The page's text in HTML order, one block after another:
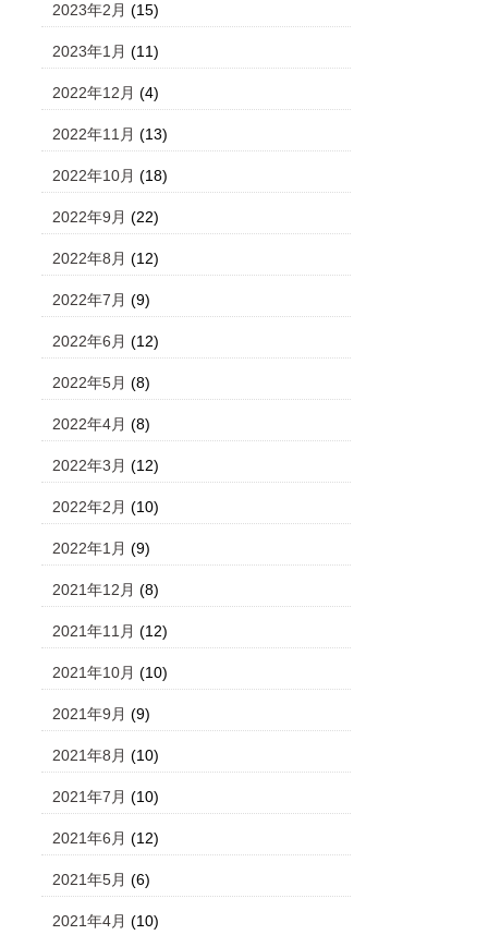
2023年2月 (15)
2023年1月 (11)
2022年12月 (4)
2022年11月 (13)
2022年10月 (18)
2022年9月 (22)
2022年8月 (12)
2022年7月 (9)
2022年6月 (12)
2022年5月 (8)
2022年4月 (8)
2022年3月 (12)
2022年2月 (10)
2022年1月 (9)
2021年12月 (8)
2021年11月 (12)
2021年10月 (10)
2021年9月 (9)
2021年8月 (10)
2021年7月 (10)
2021年6月 (12)
2021年5月 (6)
2021年4月 (10)